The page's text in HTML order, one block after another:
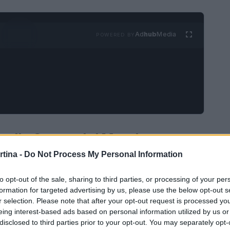
- Do Not Process My Personal Information
opt-out of the sale, sharing to third parties, or processing of your
for targeted advertising by us, please use the below opt-out
selection. Please note that after your opt-out request is processed
interest-based ads based on personal information utilized by us
to third parties prior to your opt-out. You may separately
AdhubMedia
Coppa del Mondo
si è affermata come la vera protagonista della
pettorale giallo da leader, la giovane svedese
e tecnica che la pone un gradino sopra le
cui una mass start a Kontiolahti, hanno
sugli sci, ma anche la sua capacità di gestire